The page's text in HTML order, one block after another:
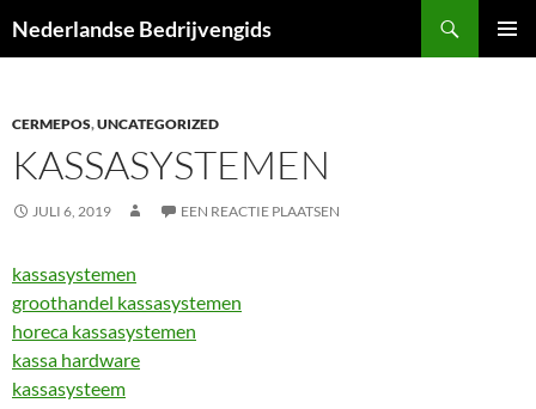
naar
Nederlandse Bedrijvengids
CERMEPOS,UNCATEGORIZED
KASSASYSTEMEN
JULI 6, 2019 EEN REACTIE PLAATSEN
kassasystemen
groothandel kassasystemen
horeca kassasystemen
kassa hardware
kassasysteem